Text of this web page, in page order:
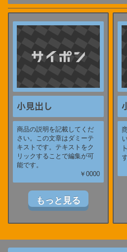
小見出し
商品の説明を記載してくだ
さい。この文章はダミーテ
キストです。テキストをク
リックすることで編集が可
能です。
￥0000
もっと見る